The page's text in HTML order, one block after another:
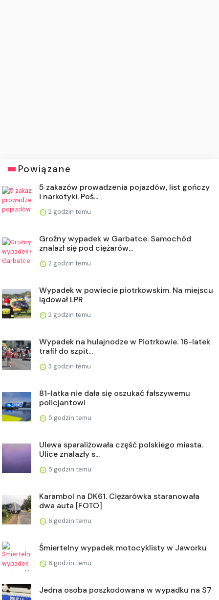
Powiązane
5 zakazów prowadzenia pojazdów, list gończy
i narkotyki. Poś...
2 godzin temu
Groźny wypadek w Garbatce. Samochód
znalazł się pod ciężarów...
2 godzin temu
Wypadek w powiecie piotrkowskim. Na miejscu
lądował LPR
2 godzin temu
Wypadek na hulajnodze w Piotrkowie. 16-latek
trafił do szpit...
3 godzin temu
81-latka nie dała się oszukać fałszywemu
policjantowi
5 godzin temu
Ulewa sparaliżowała część polskiego miasta.
Ulice znalazły s...
5 godzin temu
Karambol na DK61. Ciężarówka staranowała
dwa auta [FOTO]
6 godzin temu
Śmiertelny wypadek motocyklisty w Jaworku
6 godzin temu
Jedna osoba poszkodowana w wypadku na S7